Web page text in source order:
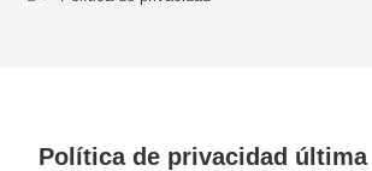
Política de privacidad última